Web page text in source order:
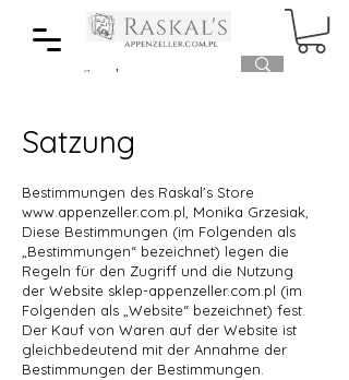
Satzung
​Bestimmungen des Raskal's Store
www.appenzeller.com.pl , Monika Grzesiak,
Diese Bestimmungen (im Folgenden als
„Bestimmungen“ bezeichnet) legen die
Regeln für den Zugriff und die Nutzung
der Website sklep-appenzeller.com.pl (im
Folgenden als „Website“ bezeichnet) fest.
Der Kauf von Waren auf der Website ist
gleichbedeutend mit der Annahme der
Bestimmungen der Bestimmungen.